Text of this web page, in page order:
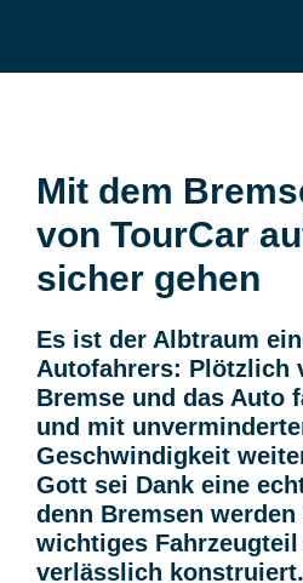
Mit dem
von TourCar
sicher gehen
Es ist der Albtraum
Autofahrers: Plötzlich
Bremse und das Auto
und mit
Geschwindigkeit
Gott sei Dank eine
denn Bremsen
wichtiges
verlässlich